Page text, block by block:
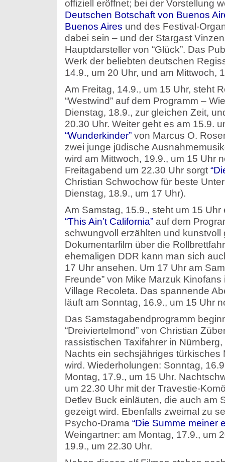
offiziell eröffnet; bei der Vorstellung
Deutschen Botschaft von Buenos
Buenos Aires und des Festival-
dabei sein – und der Stargast
Hauptdarsteller von “Glück”. Das
Werk der beliebten deutschen
14.9., um 20 Uhr, und am Mittwoch,
Am Freitag, 14.9., um 15 Uhr, steht
“Westwind” auf dem Programm –
Dienstag, 18.9., zur gleichen Zeit,
20.30 Uhr. Weiter geht es am 15.9.
“Wunderkinder”von Marcus O.
zwei junge jüdische
wird am Mittwoch, 19.9., um 15 Uhr
Freitagabend um 22.30 Uhr sorgt
Christian Schwochow für beste
Dienstag, 18.9., um 17 Uhr).
Am Samstag, 15.9., steht um 15 Uhr
“This Ain’t California”auf dem
schwungvoll erzählten und kunstvoll
Dokumentarfilm über die
ehemaligen DDR kann man sich
17 Uhr ansehen. Um 17 Uhr am
Freunde” von Mike Marzuk
Village Recoleta. Das spannende
läuft am Sonntag, 16.9., um 15 Uhr
Das Samstagabendprogramm
“Dreiviertelmond” von Christian
rassistischen Taxifahrer in
Nachts ein sechsjähriges
wird. Wiederholungen: Sonntag,
Montag, 17.9., um 15 Uhr.
um 22.30 Uhr mit der Travestie-
Detlev Buck einläuten, die auch am
gezeigt wird. Ebenfalls zweimal zu
Psycho-Drama “Die Summe meiner
Weingartner: am Montag, 17.9., um
19.9., um 22.30 Uhr.